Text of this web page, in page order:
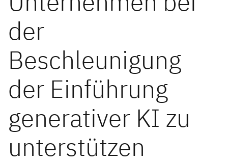
der
Beschleunigung
der Einführung
generativer KI zu
unterstützen